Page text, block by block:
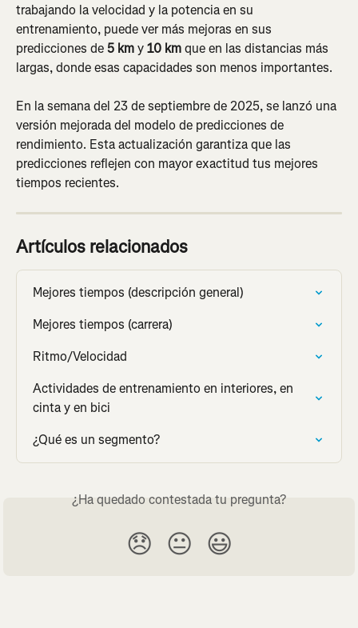
trabajando la velocidad y la potencia en su
entrenamiento, puede ver más mejoras en sus
predicciones de 5 km y 10 km que en las distancias más
largas, donde esas capacidades son menos importantes.
En la semana del 23 de septiembre de 2025, se lanzó una
versión mejorada del modelo de predicciones de
rendimiento. Esta actualización garantiza que las
predicciones reflejen con mayor exactitud tus mejores
tiempos recientes.
Artículos relacionados
Mejores tiempos (descripción general)
Mejores tiempos (carrera)
Ritmo/Velocidad
Actividades de entrenamiento en interiores, en
cinta y en bici
¿Qué es un segmento?
¿Ha quedado contestada tu pregunta?
😞 😐 😃